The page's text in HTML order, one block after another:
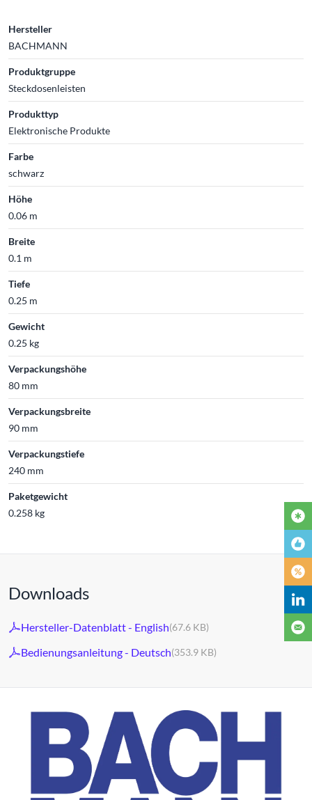
Hersteller
BACHMANN
Produktgruppe
Steckdosenleisten
Produkttyp
Elektronische Produkte
Farbe
schwarz
Höhe
0.06 m
Breite
0.1 m
Tiefe
0.25 m
Gewicht
0.25 kg
Verpackungshöhe
80 mm
Verpackungsbreite
90 mm
Verpackungstiefe
240 mm
Paketgewicht
0.258 kg
Downloads
Hersteller-Datenblatt - English(67.6 KB)
Bedienungsanleitung - Deutsch(353.9 KB)